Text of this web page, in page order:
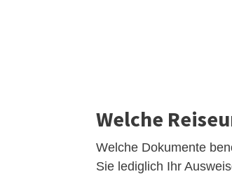
Welche
Welche Dokumente
Sie lediglich Ihr